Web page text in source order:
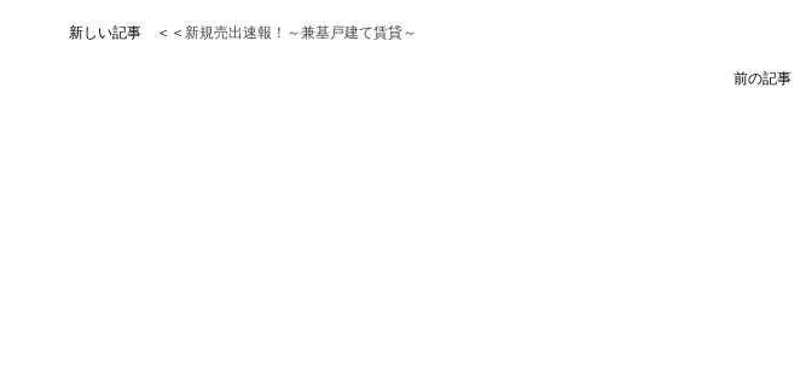
新しい記事 ＜＜ 新規売出速報！～兼基戸建て賃貸～
前の記事